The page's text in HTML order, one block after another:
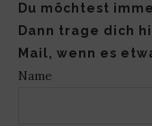
Du möchtest
Dann trage dich
Mail, wenn es
Name